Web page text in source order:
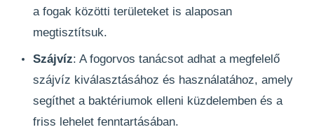
a fogak közötti területeket is alaposan
megtisztítsuk.
Szájvíz: A fogorvos tanácsot adhat a megfelelő
szájvíz kiválasztásához és használatához, amely
segíthet a baktériumok elleni küzdelemben és a
friss lehelet fenntartásában.